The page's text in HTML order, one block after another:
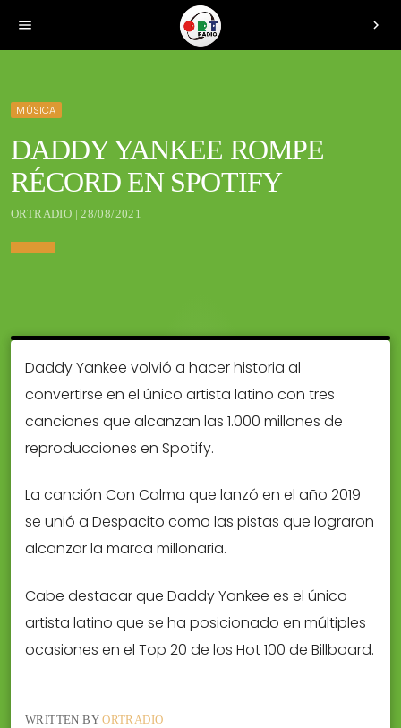
menu chevron_right
MÚSICA
DADDY YANKEE ROMPE
RÉCORD EN SPOTIFY
ORTRADIO | 28/08/2021
Daddy Yankee volvió a hacer historia al
convertirse en el único artista latino con tres
canciones que alcanzan las 1.000 millones de
reproducciones en Spotify.
La canción Con Calma que lanzó en el año 2019
se unió a Despacito como las pistas que lograron
alcanzar la marca millonaria.
Cabe destacar que Daddy Yankee es el único
artista latino que se ha posicionado en múltiples
ocasiones en el Top 20 de los Hot 100 de Billboard.
WRITTEN BYORTRADIO